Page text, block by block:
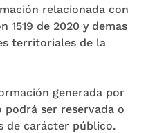
relacionada con
1519 de 2020 y demas
territoriales de la
generada por
podrá ser reservada o
de carácter público.